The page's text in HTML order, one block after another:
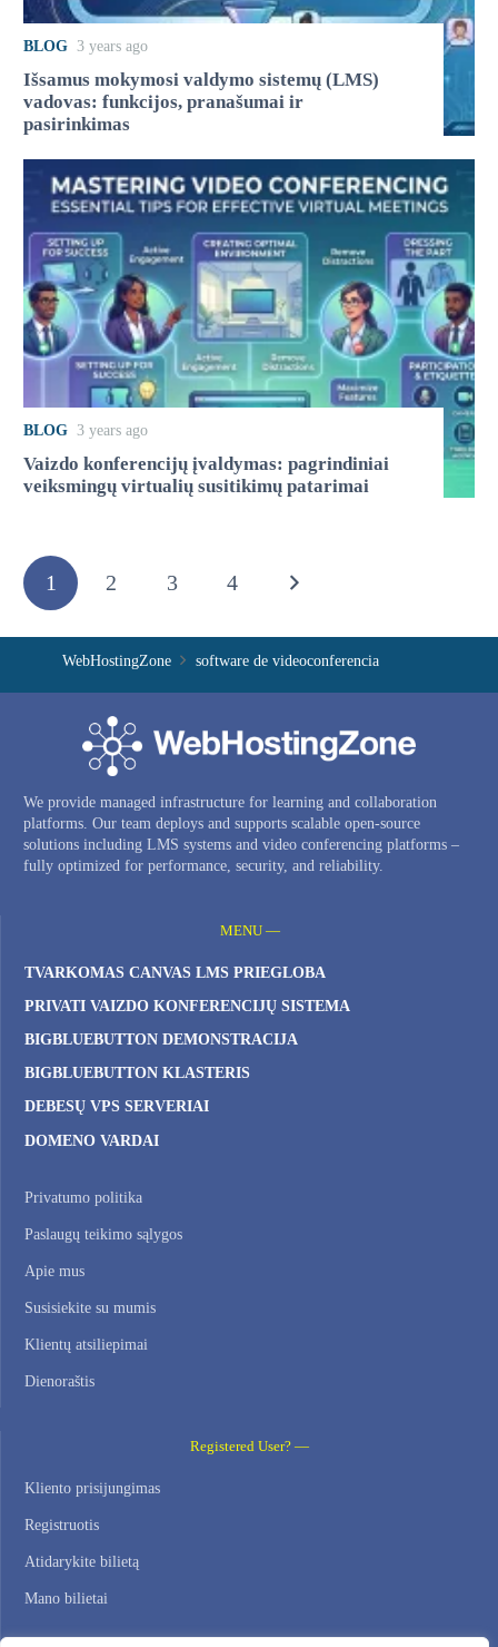
BLOG 3 years ago
Išsamus mokymosi valdymo sistemų (LMS)
vadovas: funkcijos, pranašumai ir
pasirinkimas
BLOG 3 years ago
Vaizdo konferencijų įvaldymas: pagrindiniai
veiksmingų virtualių susitikimų patarimai
1 2 3 4
WebHostingZone software de videoconferencia
We provide managed infrastructure for learning and collaboration
platforms. Our team deploys and supports scalable open-source
solutions including LMS systems and video conferencing platforms –
fully optimized for performance, security, and reliability.
MENU —
TVARKOMAS CANVAS LMS PRIEGLOBA
PRIVATI ​​VAIZDO KONFERENCIJŲ SISTEMA
BIGBLUEBUTTON DEMONSTRACIJA
BIGBLUEBUTTON KLASTERIS
DEBESŲ VPS SERVERIAI
DOMENO VARDAI
Privatumo politika
Paslaugų teikimo sąlygos
Apie mus
Susisiekite su mumis
Klientų atsiliepimai
Dienoraštis
Registered User? —
Kliento prisijungimas
Registruotis
Atidarykite bilietą
Mano bilietai